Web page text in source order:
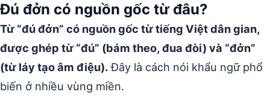
Đú đởn có nguồn gốc từ đâu?
Từ “đú đởn” có nguồn gốc từ tiếng Việt dân gian,
được ghép từ “đú” (bám theo, đua đòi) và “đởn”
(từ láy tạo âm điệu).Đây là cách nói khẩu ngữ phổ
biến ở nhiều vùng miền.